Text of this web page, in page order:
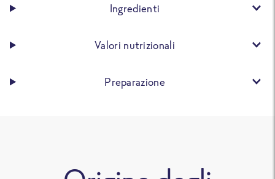
Ingredienti
Valori nutrizionali
Preparazione